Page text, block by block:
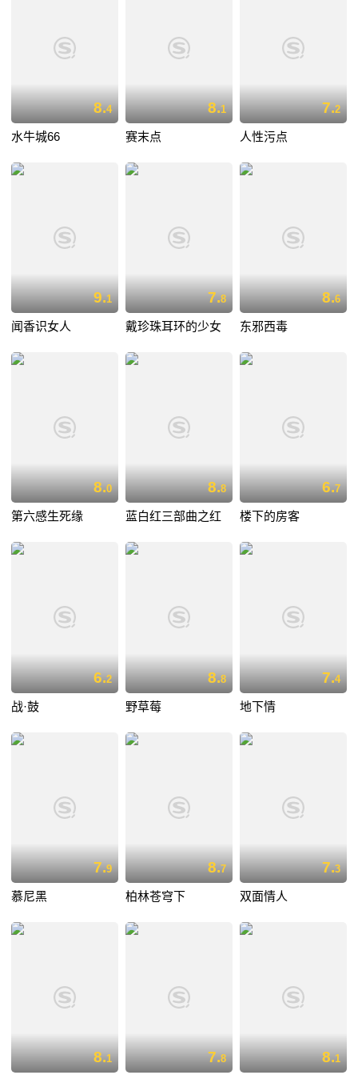
8.4
水牛城66
8.1
赛末点
7.2
人性污点
9.1
闻香识女人
7.8
戴珍珠耳环的少女
8.6
东邪西毒
8.0
第六感生死缘
8.8
蓝白红三部曲之红
6.7
楼下的房客
6.2
战·鼓
8.8
野草莓
7.4
地下情
7.9
慕尼黑
8.7
柏林苍穹下
7.3
双面情人
8.1 7.8 8.1